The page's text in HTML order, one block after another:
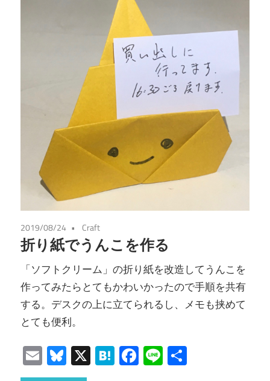
2019/08/24 Craft
折り紙でうんこを作る
「ソフトクリーム」の折り紙を改造してうんこを
作ってみたらとてもかわいかったので手順を共有
する。デスクの上に立てられるし、メモも挟めて
とても便利。
EmailBluesky
X Hatena
Facebook
Line